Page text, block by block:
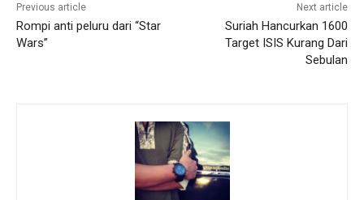
Previous article
Rompi anti peluru dari “Star
Wars”
Next article
Suriah Hancurkan 1600
Target ISIS Kurang Dari
Sebulan